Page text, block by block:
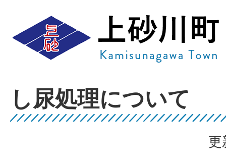
し尿処理について
更